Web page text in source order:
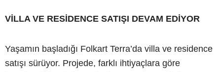
VİLLA VE RESİDENCE SATIŞI DEVAM EDİYOR
Yaşamın başladığı Folkart Terra’da villa ve residence
satışı sürüyor. Projede, farklı ihtiyaçlara göre